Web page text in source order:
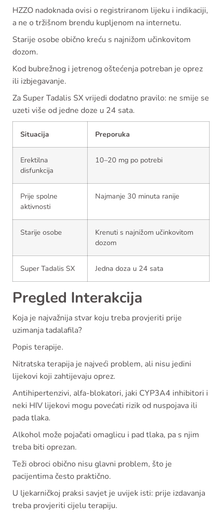
HZZO nadoknada ovisi o registriranom lijeku i indikaciji,
a ne o tržišnom brendu kupljenom na internetu.
Starije osobe obično kreću s najnižom učinkovitom
dozom.
Kod bubrežnog i jetrenog oštećenja potreban je oprez
ili izbjegavanje.
Za Super Tadalis SX vrijedi dodatno pravilo: ne smije se
uzeti više od jedne doze u 24 sata.
Situacija Preporuka
Erektilna
disfunkcija
10–20 mg po potrebi
Prije spolne
aktivnosti
Najmanje 30 minuta ranije
Starije osobe
Krenuti s najnižom učinkovitom
dozom
Super Tadalis SX Jedna doza u 24 sata
Pregled Interakcija
Koja je najvažnija stvar koju treba provjeriti prije
uzimanja tadalafila?
Popis terapije.
Nitratska terapija je najveći problem, ali nisu jedini
lijekovi koji zahtijevaju oprez.
Antihipertenzivi, alfa-blokatori, jaki CYP3A4 inhibitori i
neki HIV lijekovi mogu povećati rizik od nuspojava ili
pada tlaka.
Alkohol može pojačati omaglicu i pad tlaka, pa s njim
treba biti oprezan.
Teži obroci obično nisu glavni problem, što je
pacijentima često praktično.
U ljekarničkoj praksi savjet je uvijek isti: prije izdavanja
treba provjeriti cijelu terapiju.